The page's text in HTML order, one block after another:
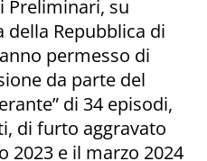
Preliminari, su
Repubblica di
permesso di
da parte del
di 34 episodi,
di furto aggravato
e il marzo 2024